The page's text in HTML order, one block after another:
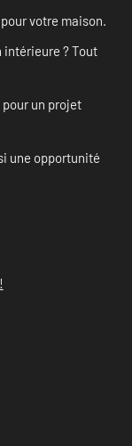
votre maison.
? Tout
un projet
une opportunité